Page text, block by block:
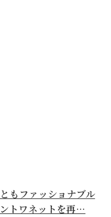
もファッショナブル
トワネットを再…